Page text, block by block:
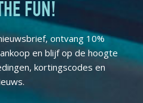
FUN!
ontvang 10%
en blijf op de hoogte
kortingscodes en